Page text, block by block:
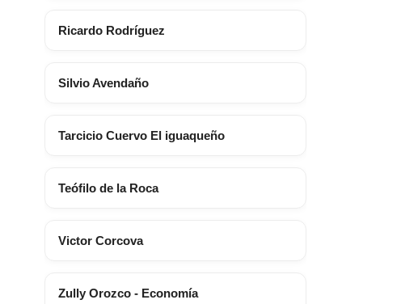
Ricardo Rodríguez
Silvio Avendaño
Tarcicio Cuervo El iguaqueño
Teófilo de la Roca
Victor Corcova
Zully Orozco - Economía